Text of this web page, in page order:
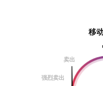
移
卖出
强烈卖出